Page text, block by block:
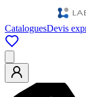
CataloguesDevis